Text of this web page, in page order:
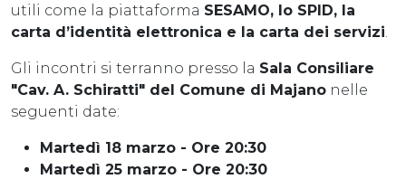
utili come la piattaforma SESAMO, lo SPID, la
carta d’identità elettronica e la carta dei servizi
Gli incontri si terranno presso la Sala Consiliare
"Cav. A. Schiratti" del Comune di Majano nelle
seguenti date:
Martedì 18 marzo - Ore 20:30
Martedì 25 marzo - Ore 20:30